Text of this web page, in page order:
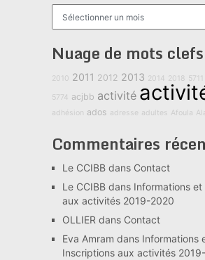
Nuage de mots clefs
2010 2011 2012 2013 2014 2018 5711
5774 acjbb activité
adhésion ados adresse adultes Afoula
Commentaires
Le CCIBBdans Contact
Le CCIBBdans Informations
aux activités 2019-2020
OLLIER dans Contact
Eva Amram dans Informations
Inscriptions aux activités